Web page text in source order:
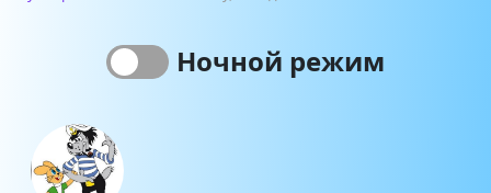
Ночной режим